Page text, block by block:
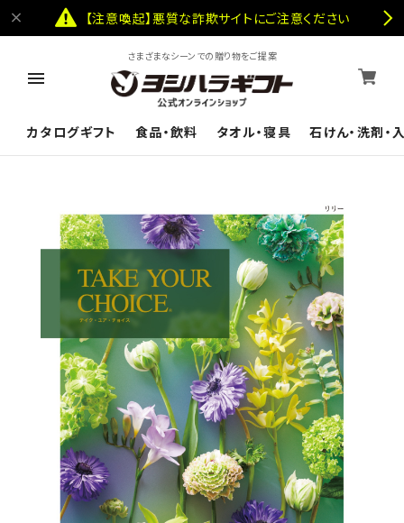
【注意喚起】悪質な詐欺サイトにご注意ください
さまざまなシーンでの贈り物をご提案
カタログギフト 食品・飲料 タオル・寝具 石けん・洗剤・